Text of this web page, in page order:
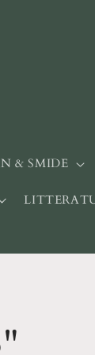
& SMIDE